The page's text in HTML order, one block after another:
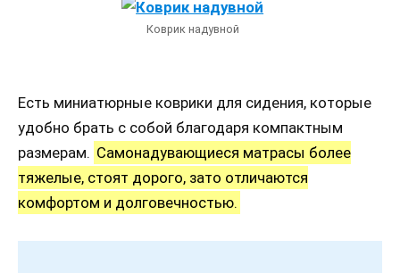
Коврик надувной
Есть миниатюрные коврики для сидения, которые
удобно брать с собой благодаря компактным
размерам. Самонадувающиеся матрасы более
тяжелые, стоят дорого, зато отличаются
комфортом и долговечностью.